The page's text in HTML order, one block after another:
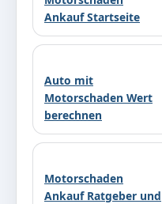
Ankauf Startseite
Auto mit
Motorschaden Wert
berechnen
Motorschaden
Ankauf Ratgeber und